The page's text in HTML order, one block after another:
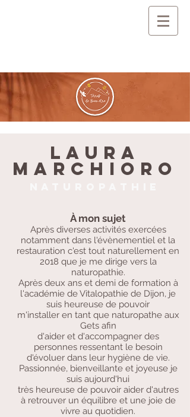
Laura
marchioro
À mon sujet
Après diverses activités exercées
notamment dans l'évènementiel et la
restauration c'est tout naturellement en
2018 que je me dirige vers la
naturopathie.
Après deux ans et demi de formation à
l'académie de Vitalopathie de Dijon, je
suis heureuse de pouvoir
m'installer en tant que naturopathe aux
Gets afin
d'aider et d'accompagner des
personnes ressentant le besoin
d'évoluer dans leur hygiène de vie.
Passionnée, bienveillante et joyeuse je
suis aujourd'hui
très heureuse de pouvoir aider d'autres
à retrouver un équilibre et une joie de
vivre au quotidien.